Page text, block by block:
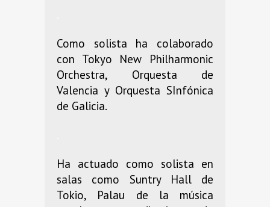
Como solista ha colaborado
con Tokyo New Philharmonic
Orchestra, Orquesta de
Valencia y Orquesta SInfónica
de Galicia.
Ha actuado como solista en
salas como Suntry Hall de
Tokio, Palau de la música